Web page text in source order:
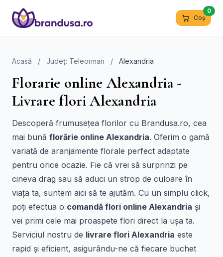
Coș
0
Acasă / Județ: Teleorman / Alexandria
Florarie online Alexandria -
Livrare flori Alexandria
Descoperă frumusețea florilor cu Brandusa.ro, cea
mai bună florărie online Alexandria. Oferim o gamă
variată de aranjamente florale perfect adaptate
pentru orice ocazie. Fie că vrei să surprinzi pe
cineva drag sau să aduci un strop de culoare în
viața ta, suntem aici să te ajutăm. Cu un simplu click,
poți efectua o comandă flori online Alexandria și
vei primi cele mai proaspete flori direct la ușa ta.
Serviciul nostru de livrare flori Alexandria este
rapid și eficient, asigurându-ne că fiecare buchet